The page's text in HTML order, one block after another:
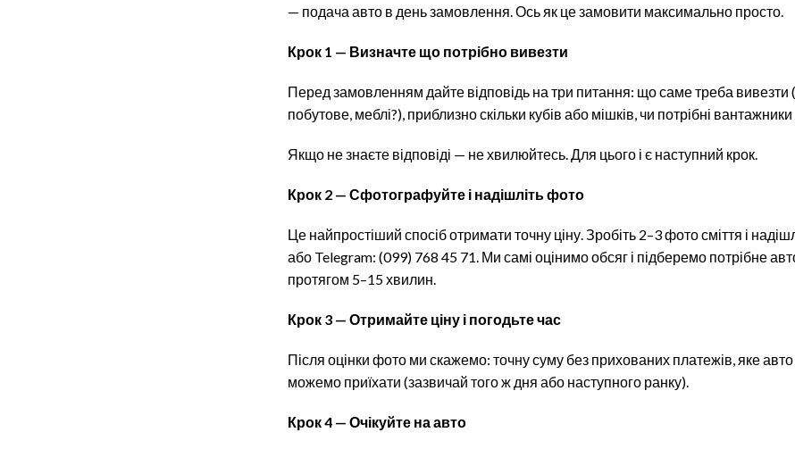
— подача авто в день замовлення. Ось як це замовити максимально просто.
Крок 1 — Визначте що потрібно вивезти
Перед замовленням дайте відповідь на три питання: що саме треба вивезти
побутове, меблі?), приблизно скільки кубів або мішків, чи потрібні
Якщо не знаєте відповіді — не хвилюйтесь. Для цього і є наступний крок.
Крок 2 — Сфотографуйте і надішліть фото
Це найпростіший спосіб отримати точну ціну. Зробіть 2–3 фото сміття і
або Telegram: (099) 768 45 71. Ми самі оцінимо обсяг і підберемо потрібне
протягом 5–15 хвилин.
Крок 3 — Отримайте ціну і погодьте час
Після оцінки фото ми скажемо: точну суму без прихованих платежів, яке авто
можемо приїхати (зазвичай того ж дня або наступного ранку).
Крок 4 — Очікуйте на авто